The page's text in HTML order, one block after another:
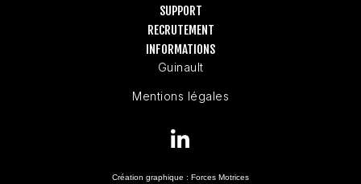
SUPPORT
RECRUTEMENT
INFORMATIONS
Guinault
Mentions légales
Création graphique : Forces Motrices